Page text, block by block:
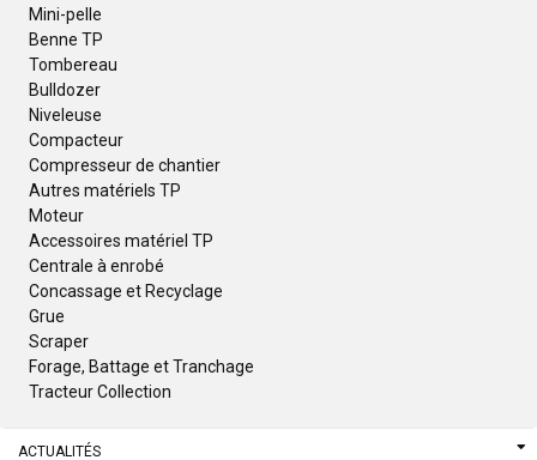
Mini-pelle
Benne TP
Tombereau
Bulldozer
Niveleuse
Compacteur
Compresseur de chantier
Autres matériels TP
Moteur
Accessoires matériel TP
Centrale à enrobé
Concassage et Recyclage
Grue
Scraper
Forage, Battage et Tranchage
Tracteur Collection
ACTUALITÉS